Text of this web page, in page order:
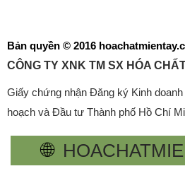
Bản quyền © 2016
CÔNG TY XNK TM SX HÓA
Giấy chứng nhận Đăng ký Kinh
hoạch và Đầu tư Thành phố Hồ Chí
🌐